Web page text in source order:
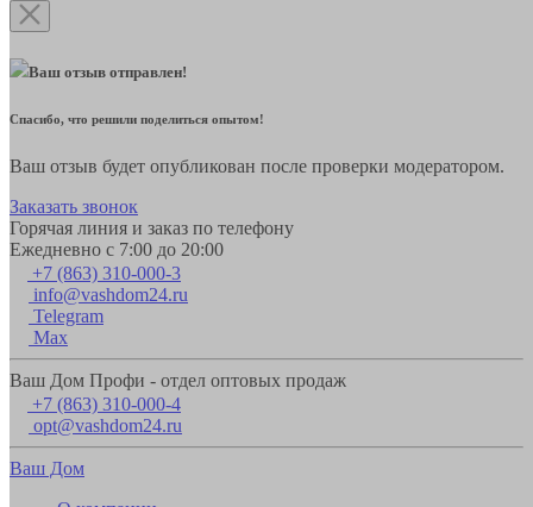
Ваш отзыв отправлен!
Спасибо, что решили поделиться опытом!
Ваш отзыв будет опубликован после проверки модератором.
Заказать звонок
Горячая линия и заказ по телефону
Ежедневно с 7:00 до 20:00
+7 (863) 310-000-3
info@vashdom24.ru
Telegram
Max
Ваш Дом Профи - отдел оптовых продаж
+7 (863) 310-000-4
opt@vashdom24.ru
Ваш Дом